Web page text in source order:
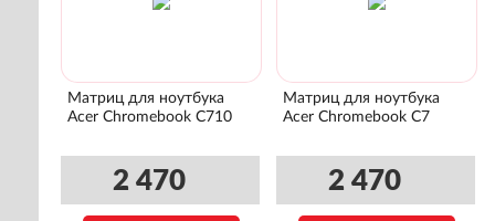
Матриц для ноутбука
Acer Chromebook C710
2 470
Матриц для ноутбука
Acer Chromebook C7
2 470